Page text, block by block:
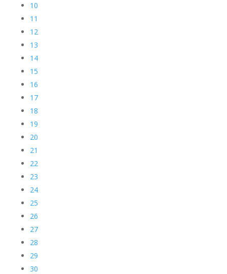
10
11
12
13
14
15
16
17
18
19
20
21
22
23
24
25
26
27
28
29
30